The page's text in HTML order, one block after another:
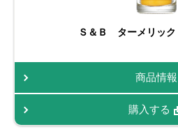
Ｓ＆Ｂ ターメリック
商品情報
購入する